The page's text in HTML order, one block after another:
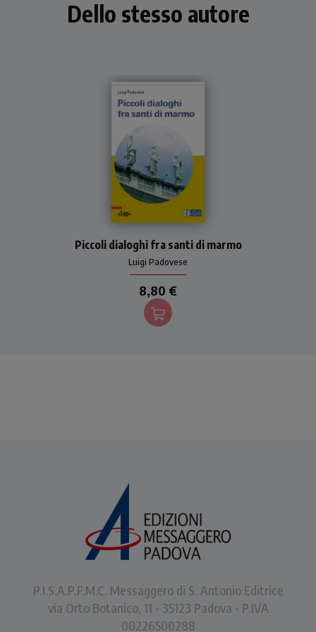
Dello stesso autore
Piazza San Pietro i 140
santi di marmo osservano le
vicende umane, le
commentano, parlano della
loro esperienza e, all'inizio
del nuovo millennio,
lanciano un messaggio ai
Luigi Padovese
Piccoli dialoghi fra santi di marmo
8,80 €
P.I.S.A.P.F.M.C. Messaggero di S. Antonio Editrice
via Orto Botanico, 11 - 35123 Padova - P.IVA
00226500288